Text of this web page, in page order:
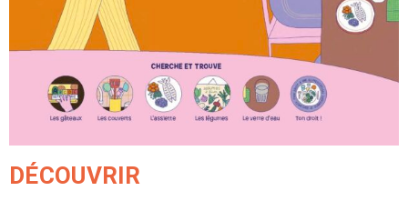
DÉCOUVRIR